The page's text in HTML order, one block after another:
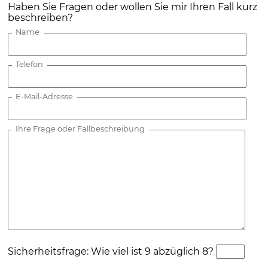
Haben Sie Fragen oder wollen Sie mir Ihren Fall kurz
beschreiben?
Name
Telefon
E-Mail-Adresse
Ihre Frage oder Fallbeschreibung
Sicherheitsfrage: Wie viel ist 9 abzüglich 8?